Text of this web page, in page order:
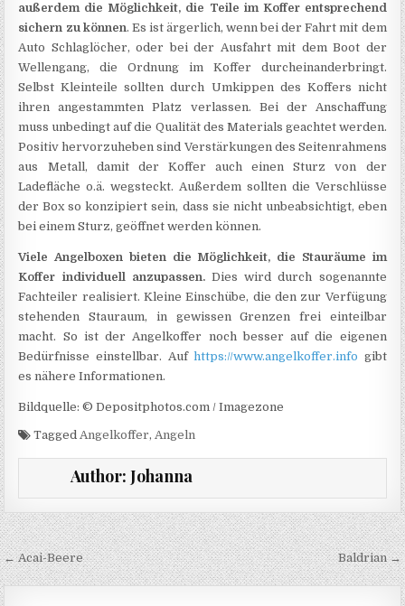
außerdem die Möglichkeit, die Teile im Koffer entsprechend
sichern zu können. Es ist ärgerlich, wenn bei der Fahrt mit dem
Auto Schlaglöcher, oder bei der Ausfahrt mit dem Boot der
Wellengang, die Ordnung im Koffer durcheinanderbringt.
Selbst Kleinteile sollten durch Umkippen des Koffers nicht
ihren angestammten Platz verlassen. Bei der Anschaffung
muss unbedingt auf die Qualität des Materials geachtet werden.
Positiv hervorzuheben sind Verstärkungen des Seitenrahmens
aus Metall, damit der Koffer auch einen Sturz von der
Ladefläche o.ä. wegsteckt. Außerdem sollten die Verschlüsse
der Box so konzipiert sein, dass sie nicht unbeabsichtigt, eben
bei einem Sturz, geöffnet werden können.
Viele Angelboxen bieten die Möglichkeit, die Stauräume im
Koffer individuell anzupassen.Dies wird durch sogenannte
Fachteiler realisiert. Kleine Einschübe, die den zur Verfügung
stehenden Stauraum, in gewissen Grenzen frei einteilbar
macht. So ist der Angelkoffer noch besser auf die eigenen
Bedürfnisse einstellbar. Aufhttps://www.angelkoffer.info gibt
es nähere Informationen.
Bildquelle: © Depositphotos.com / Imagezone
TaggedAngelkoffer,Angeln
Author: Johanna
Beitragsnavigation
← Acai-Beere Baldrian →